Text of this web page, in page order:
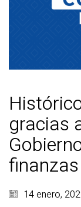
gracias
14 enero,